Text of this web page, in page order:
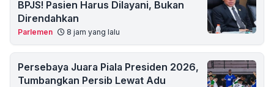
BPJS! Pasien Harus Dilayani, Bukan
Direndahkan
Parlemen 8 jam yang lalu
Persebaya Juara Piala Presiden 2026,
Tumbangkan Persib Lewat Adu